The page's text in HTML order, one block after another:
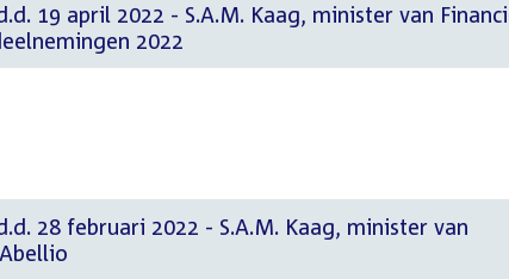
19 april 2022 - S.A.M. Kaag, minister van
2022
28 februari 2022 - S.A.M. Kaag, minister van